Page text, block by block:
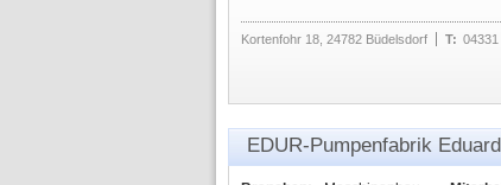
Kortenfohr 18, 24782 Büdelsdorf T:
EDUR-Pumpenfabrik